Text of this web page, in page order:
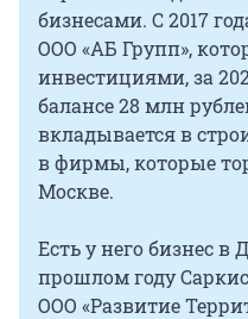
бизнесами. С 2017
ООО «АБ Групп»,
инвестициями, за
балансе 28 млн
вкладывается в
в фирмы, которые
Москве.
Есть у него бизнес в
прошлом году
ООО «Развитие